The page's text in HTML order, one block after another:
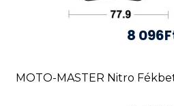
8
MOTO-MASTER Nitro